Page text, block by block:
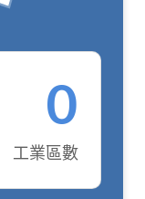
0
工業區數